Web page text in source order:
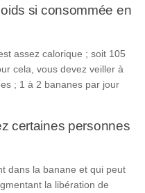
si consommée en
assez calorique ; soit 105
cela, vous devez veiller à
; 1 à 2 bananes par jour
certaines personnes
dans la banane et qui peut
la libération de